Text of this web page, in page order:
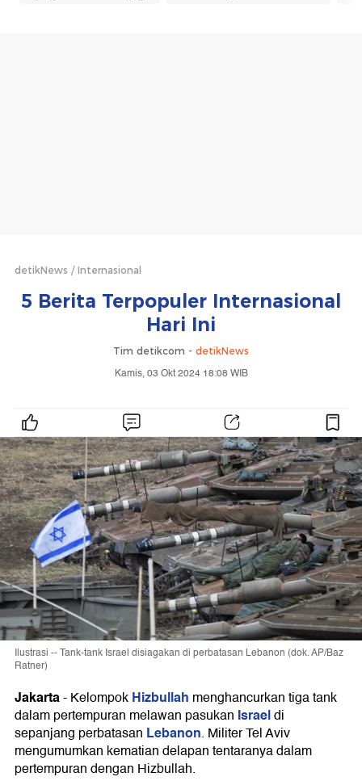
detikNews Internasional
5 Berita Terpopuler Internasional
Hari Ini
Tim detikcom - detikNews
Kamis, 03 Okt 2024 18:08 WIB
Ilustrasi -- Tank-tank Israel disiagakan di perbatasan Lebanon (dok. AP/Baz
Ratner)
Jakarta-KelompokHizbullah menghancurkan tiga tank
dalam pertempuran melawan pasukan Israeldi
sepanjang perbatasan Lebanon. Militer Tel Aviv
mengumumkan kematian delapan tentaranya dalam
pertempuran dengan Hizbullah.